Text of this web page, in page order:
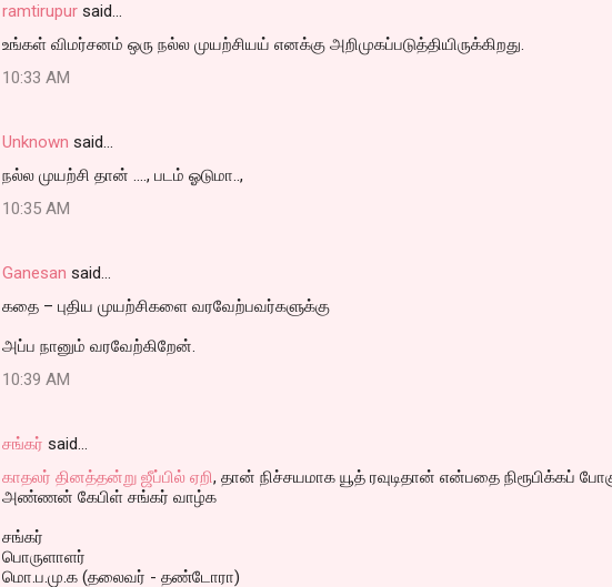
ramtirupur said…
உங்கள் விமர்சனம் ஒரு நல்ல முயற்சியய் எனக்கு அறிமுகப்படுத்தியிருக்கிறது.
10:33 AM
Unknown said…
நல்ல முயற்சி தான் ...., படம் ஓடுமா..,
10:35 AM
Ganesan said…
கதை – புதிய முயற்சிகளை வரவேற்பவர்களுக்கு
அப்ப நானும் வரவேற்கிறேன்.
10:39 AM
சங்கர் said…
காதலர் தினத்தன்று ஜீப்பில் ஏறி, தான் நிச்சயமாக யூத் ரவுடிதான் என்பதை நிரூபிக்கப்
அண்ணன் கேபிள் சங்கர் வாழ்க
சங்கர்
பொருளாளர்
மொ.ப.மு.க (தலைவர் - தண்டோரா)